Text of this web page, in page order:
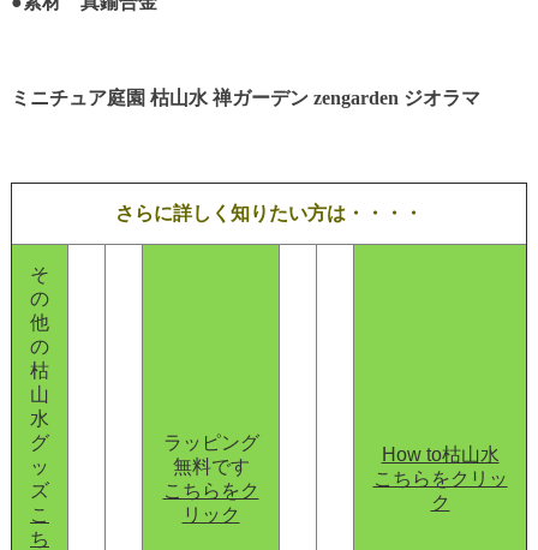
ミニチュア庭園 枯山水 禅ガーデン zengarden ジオラマ
さらに詳しく知りたい方は・・・・
そ
の
他
の
枯
山
水
グ
ッ
ズ
こ
ち
ラッピング
無料です
こちらをク
リック
How to枯山水
こちらをクリッ
ク